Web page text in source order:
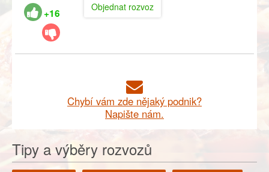
+16 Objednat rozvoz
Chybí vám zde nějaký podnik?
Napište nám.
Tipy a výběry rozvozů